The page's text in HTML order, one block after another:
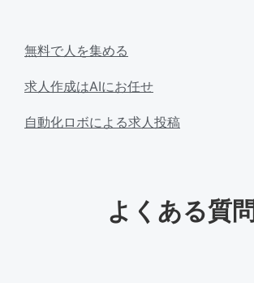
無料で人を集める
求人作成はAIにお任せ
自動化ロボによる求人投稿
よくある質問